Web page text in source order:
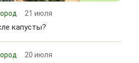
21 июля
капусты?
20 июля